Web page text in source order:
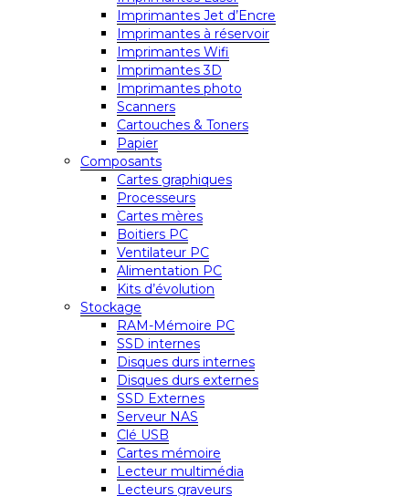
Imprimantes Jet d’Encre
Imprimantes à réservoir
Imprimantes Wifi
Imprimantes 3D
Imprimantes photo
Scanners
Cartouches & Toners
Papier
Composants
Cartes graphiques
Processeurs
Cartes mères
Boitiers PC
Ventilateur PC
Alimentation PC
Kits d’évolution
Stockage
RAM-Mémoire PC
SSD internes
Disques durs internes
Disques durs externes
SSD Externes
Serveur NAS
Clé USB
Cartes mémoire
Lecteur multimédia
Lecteurs graveurs